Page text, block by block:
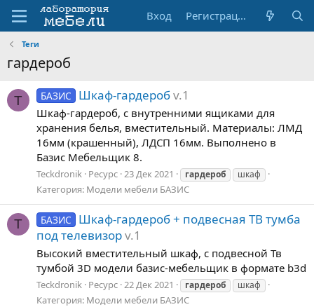
Вход Регистрация
Теги
гардероб
T БАЗИС Шкаф-гардеробv.1
Шкаф-гардероб, с внутренними ящиками для
хранения белья, вместительный. Материалы: ЛМД
16мм (крашенный), ЛДСП 16мм. Выполнено в
Базис Мебельщик 8.
Teckdronik Ресурс 23 Дек 2021 гардероб шкаф
Категория: Модели мебели БАЗИС
T БАЗИС
Шкаф-гардероб + подвесная ТВ тумба
под телевизорv.1
Высокий вместительный шкаф, с подвесной Тв
тумбой 3D модели базис-мебельщик в формате b3d
Teckdronik Ресурс 22 Дек 2021 гардероб шкаф
Категория: Модели мебели БАЗИС